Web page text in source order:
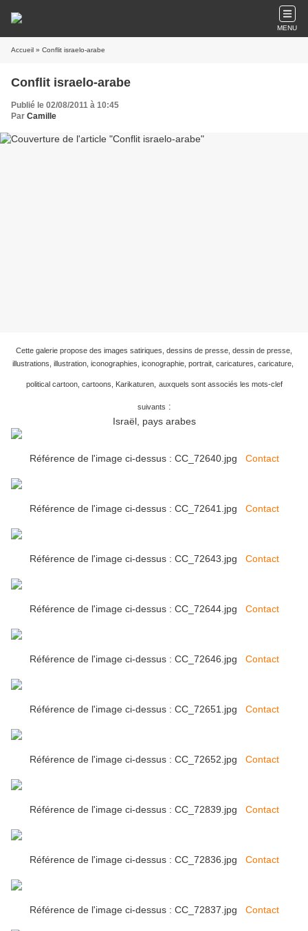
MENU
Accueil » Conflit israelo-arabe
Conflit israelo-arabe
Publié le 02/08/2011 à 10:45
Par Camille
Cette galerie propose des images satiriques, dessins de presse, dessin de presse,
illustrations, illustration, iconographies, iconographie, portrait, caricatures, caricature,
political cartoon, cartoons, Karikaturen, auxquels sont associés les mots-clef
suivants :
Israël, pays arabes
Référence de l'image ci-dessus : CC_72640.jpg Contact
Référence de l'image ci-dessus : CC_72641.jpg Contact
Référence de l'image ci-dessus : CC_72643.jpg Contact
Référence de l'image ci-dessus : CC_72644.jpg Contact
Référence de l'image ci-dessus : CC_72646.jpg Contact
Référence de l'image ci-dessus : CC_72651.jpg Contact
Référence de l'image ci-dessus : CC_72652.jpg Contact
Référence de l'image ci-dessus : CC_72839.jpg Contact
Référence de l'image ci-dessus : CC_72836.jpg Contact
Référence de l'image ci-dessus : CC_72837.jpg Contact